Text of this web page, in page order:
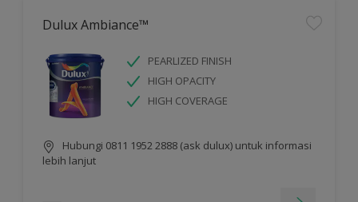
Dulux Ambiance™
PEARLIZED FINISH
HIGH OPACITY
HIGH COVERAGE
Hubungi 0811 1952 2888 (ask dulux) untuk informasi
lebih lanjut